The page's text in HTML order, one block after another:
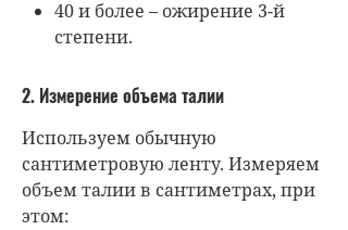
40 и более – ожирение 3-й
степени.
2. Измерение объема талии
Используем обычную
сантиметровую ленту. Измеряем
объем талии в сантиметрах, при
этом: